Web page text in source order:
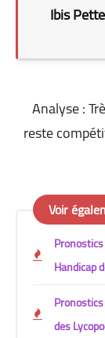
Ibis
Analyse :
reste
Voir
Handicap
des